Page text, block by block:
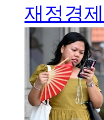
재정경제